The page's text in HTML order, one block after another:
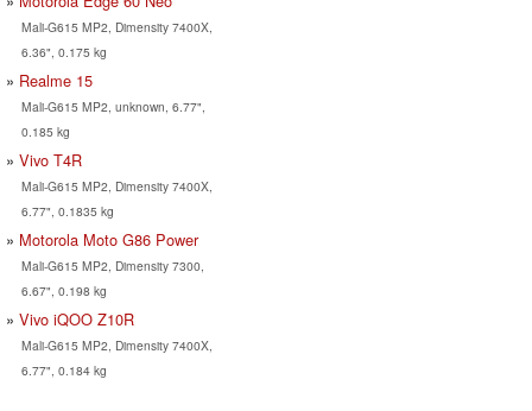
Mali-G615 MP2, Dimensity 7400X,
6.36", 0.175 kg
Realme 15
Mali-G615 MP2, unknown, 6.77",
0.185 kg
Vivo T4R
Mali-G615 MP2, Dimensity 7400X,
6.77", 0.1835 kg
Motorola Moto G86 Power
Mali-G615 MP2, Dimensity 7300,
6.67", 0.198 kg
Vivo iQOO Z10R
Mali-G615 MP2, Dimensity 7400X,
6.77", 0.184 kg